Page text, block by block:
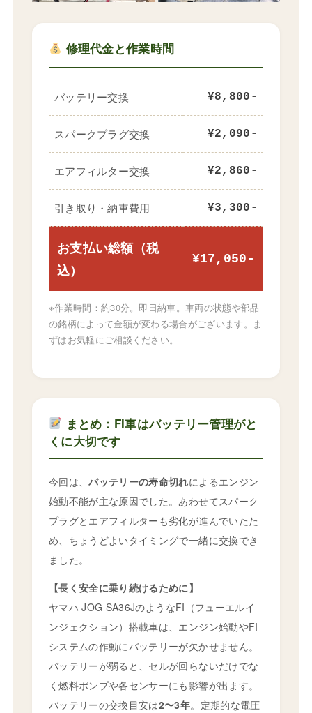
修理代金と作業時間
バッテリー交換 ¥8,800-
スパークプラグ交換 ¥2,090-
エアフィルター交換 ¥2,860-
引き取り・納車費用 ¥3,300-
お支払い総額（税
込）
¥17,050-
※作業時間：約30分。即日納車。車両の状態や部品
の銘柄によって金額が変わる場合がございます。ま
ずはお気軽にご相談ください。
まとめ：FI車はバッテリー管理がと
くに大切です
今回は、バッテリーの寿命切れによるエンジン
始動不能が主な原因でした。あわせてスパーク
プラグとエアフィルターも劣化が進んでいたた
め、ちょうどよいタイミングで一緒に交換でき
ました。
【長く安全に乗り続けるために】
ヤマハ JOG SA36JのようなFI（フューエルイ
ンジェクション）搭載車は、エンジン始動やFI
システムの作動にバッテリーが欠かせません。
バッテリーが弱ると、セルが回らないだけでな
く燃料ポンプや各センサーにも影響が出ます。
バッテリーの交換目安は2〜3年。定期的な電圧